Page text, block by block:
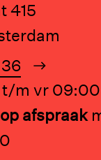
415
t/m vr 09:00
afspraak